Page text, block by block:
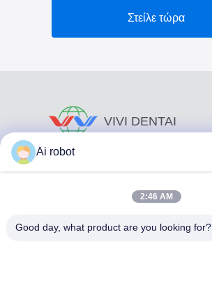
Στείλε τώρα
VIVI DENTAI
Ai robot
2:46 AM
Good day, what product are you looking for?